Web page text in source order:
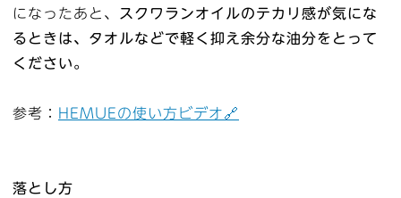
になったあと、
スクワランオイルのテカリ感が気にな
るときは、タオルなどで軽く抑え余分な油分をとって
ください。
参考： HEMUEの使い方ビデオ🔗
落とし方